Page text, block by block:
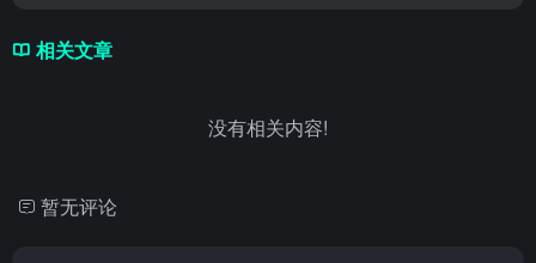
相关文章
没有相关内容!
暂无评论